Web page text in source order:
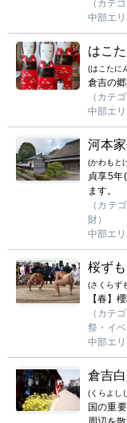
（カテ
中部エ
はこ
(はこたに
倉吉の
（カテ
中部エ
河本
(かわもと
貞享5
ます。
（カテ
財）
中部エ
桜ずも
(さくらず
【春】
（カテ
祭・イ
中部エ
倉吉
(くらよし
国の重